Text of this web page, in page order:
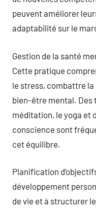
peuvent améliorer
adaptabilité sur le
Gestion de la santé
Cette pratique
le stress, combattre
bien-être mental. Des
méditation, le yoga et
conscience sont
cet équilibre.
Planification
développement
de vie et à structurer